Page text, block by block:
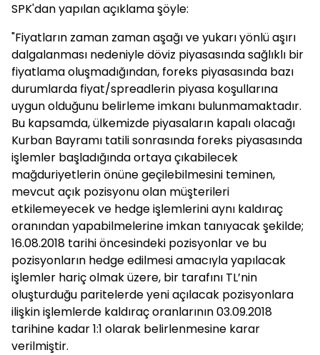
SPK'dan yapılan açıklama şöyle:
"Fiyatların zaman zaman aşağı ve yukarı yönlü aşırı
dalgalanması nedeniyle döviz piyasasında sağlıklı bir
fiyatlama oluşmadığından, foreks piyasasında bazı
durumlarda fiyat/spreadlerin piyasa koşullarına
uygun olduğunu belirleme imkanı bulunmamaktadır.
Bu kapsamda, ülkemizde piyasaların kapalı olacağı
Kurban Bayramı tatili sonrasında foreks piyasasında
işlemler başladığında ortaya çıkabilecek
mağduriyetlerin önüne geçilebilmesini teminen,
mevcut açık pozisyonu olan müşterileri
etkilemeyecek ve hedge işlemlerini aynı kaldıraç
oranından yapabilmelerine imkan tanıyacak şekilde;
16.08.2018 tarihi öncesindeki pozisyonlar ve bu
pozisyonların hedge edilmesi amacıyla yapılacak
işlemler hariç olmak üzere, bir tarafını TL’nin
oluşturduğu paritelerde yeni açılacak pozisyonlara
ilişkin işlemlerde kaldıraç oranlarının 03.09.2018
tarihine kadar 1:1 olarak belirlenmesine karar
verilmiştir.